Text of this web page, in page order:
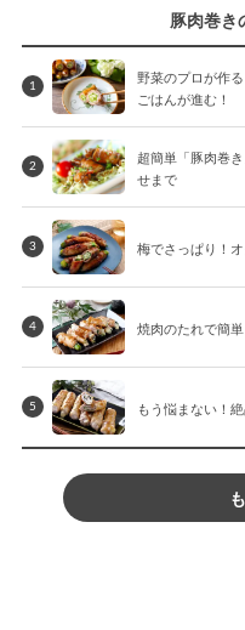
豚肉巻き
1
野菜のプロが作
ごはんが進む！
2
超簡単「豚肉巻
せまで
3 梅でさっぱり！
4 焼肉のたれで簡
5 もう悩まない！